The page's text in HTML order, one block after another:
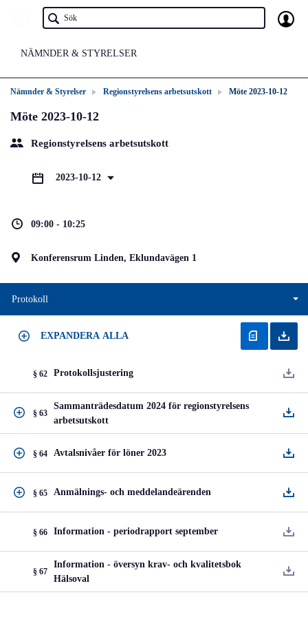
NÄMNDER & STYRELSER
Nämnder & Styrelser Regionstyrelsens arbetsutskott Möte 2023-10-12
Möte 2023-10-12
Regionstyrelsens arbetsutskott
2023-10-12
09:00 - 10:25
Konferensrum Linden, Eklundavägen 1
Protokoll
EXPANDERA ALLA
§ 62 Protokollsjustering
§ 63
Sammanträdesdatum 2024 för regionstyrelsens
arbetsutskott
§ 64 Avtalsnivåer för löner 2023
§ 65 Anmälnings- och meddelandeärenden
§ 66 Information - periodrapport september
§ 67
Information - översyn krav- och kvalitetsbok
Hälsoval